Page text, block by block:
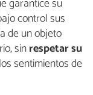
garantice su
control sus
de un objeto
sinrespetar su
sentimientos de